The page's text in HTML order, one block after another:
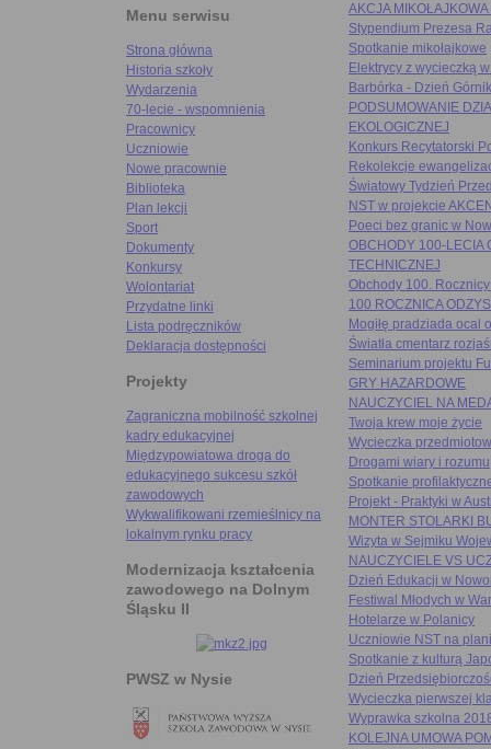
Menu serwisu
Strona główna
Historia szkoły
Wydarzenia
70-lecie - wspomnienia
Pracownicy
Uczniowie
Nowe pracownie
Biblioteka
Plan lekcji
Sport
Dokumenty
Konkursy
Wolontariat
Przydatne linki
Lista podręczników
Deklaracja dostępności
Projekty
Zagraniczna mobilność szkolnej
kadry edukacyjnej
Międzypowiatowa droga do
edukacyjnego sukcesu szkół
zawodowych
Wykwalifikowani rzemieślnicy na
lokalnym rynku pracy
Modernizacja kształcenia
zawodowego na Dolnym
Śląsku II
PWSZ w Nysie
AKCJA
Stypendium Prezesa
Spotkanie mikołajkowe
Elektrycy z wycieczką
Barbórka - Dzień
PODSUMOWANIE
EKOLOGICZNEJ
Konkurs Recytatorski
Rekolekcje
Światowy Tydzień
NST w projekcie
Poeci bez granic w
OBCHODY 100-LECIA
TECHNICZNEJ
Obchody 100.
100 ROCZNICA
Mogiłę pradziada ocal
Światła cmentarz
Seminarium projektu
GRY HAZARDOWE
NAUCZYCIEL NA
Twoja krew moje życie
Wycieczka
Drogami wiary i rozumu
Spotkanie
Projekt - Praktyki w
MONTER STOLARKI
Wizyta w Sejmiku
NAUCZYCIELE VS
Dzień Edukacji w
Festiwal Młodych w
Hotelarze w Polanicy
Uczniowie NST na
Spotkanie z kulturą
Dzień
Wycieczka pierwszej
Wyprawka szkolna
KOLEJNA UMOWA